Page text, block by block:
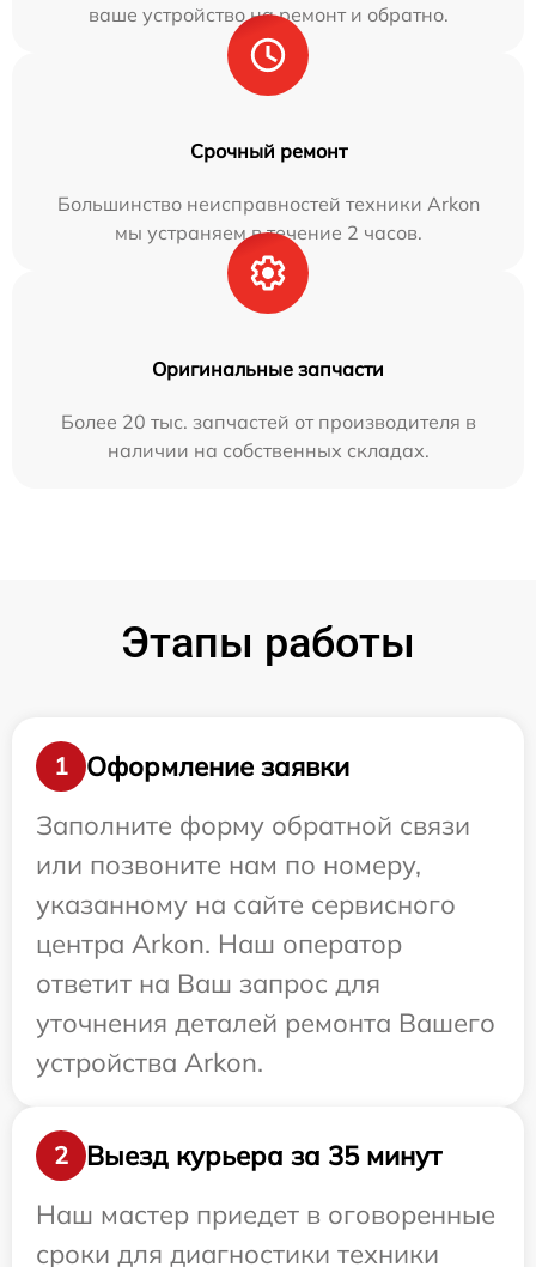
ваше устройство на ремонт и обратно.
Срочный ремонт
Большинство неисправностей техники Arkon
мы устраняем в течение 2 часов.
Оригинальные запчасти
Более 20 тыс. запчастей от производителя в
наличии на собственных складах.
Этапы работы
1
Оформление заявки
Заполните форму обратной связи
или позвоните нам по номеру,
указанному на сайте сервисного
центра Arkon. Наш оператор
ответит на Ваш запрос для
уточнения деталей ремонта Вашего
устройства Arkon.
2
Выезд курьера за 35 минут
Наш мастер приедет в оговоренные
сроки для диагностики техники